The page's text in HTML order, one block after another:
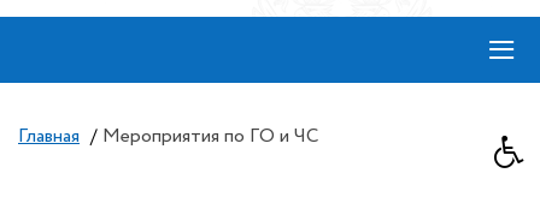
≡
Главная / Мероприятия по ГО и ЧС